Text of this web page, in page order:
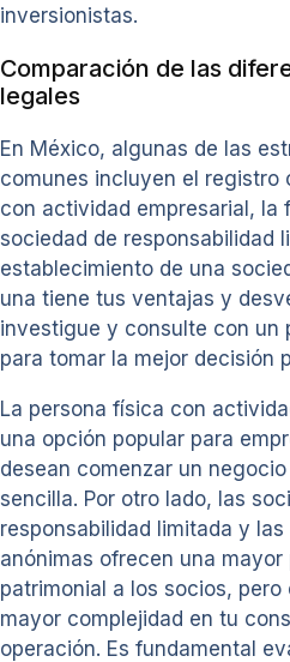
inversionistas.
Comparación de las
legales
En México, algunas de las
comunes incluyen el registro
con actividad empresarial, la
sociedad de responsabilidad
establecimiento de una
una tiene tus ventajas y
investigue y consulte con un
para tomar la mejor decisión
La persona física con
una opción popular para
desean comenzar un
sencilla. Por otro lado, las
responsabilidad limitada y
anónimas ofrecen una
patrimonial a los socios, pero
mayor complejidad en tu
operación. Es fundamental